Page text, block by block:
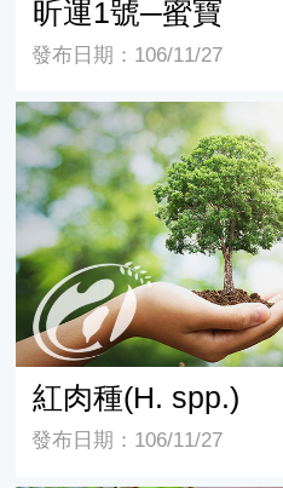
昕運1號─蜜寶
發布日期：106/11/27
紅肉種(H. spp.)
紅肉種(H. spp.)
發布日期：106/11/27